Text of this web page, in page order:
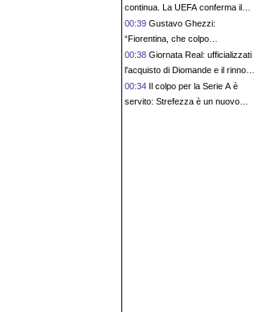
da imbastire
continua. La UEFA conferma il
boicottaggio: “Persa fiducia in
Infantino”
00:39 Gustavo Ghezzi:
“Fiorentina, che colpo
Mastantuono! Aranda e Flores i
prossimi ad esplodere. Castro
felice della Roma e Molina è un bel
colpo”
00:38 Giornata Real: ufficializzati
l'acquisto di Diomande e il rinnovo
di Vinicius. Sfuma Rodri
00:34 Il colpo per la Serie A è
servito: Strefezza è un nuovo